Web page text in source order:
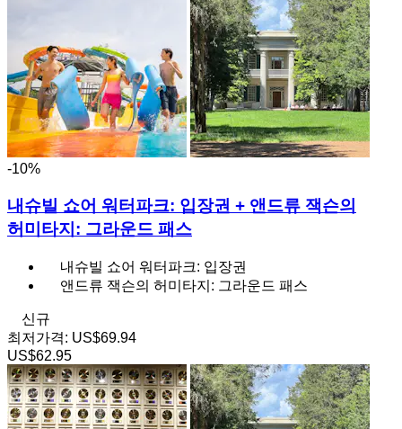
-10%
내슈빌 쇼어 워터파크: 입장권 + 앤드류 잭슨의
허미타지: 그라운드 패스
내슈빌 쇼어 워터파크: 입장권
앤드류 잭슨의 허미타지: 그라운드 패스
신규
최저가격: US$69.94
US$62.95